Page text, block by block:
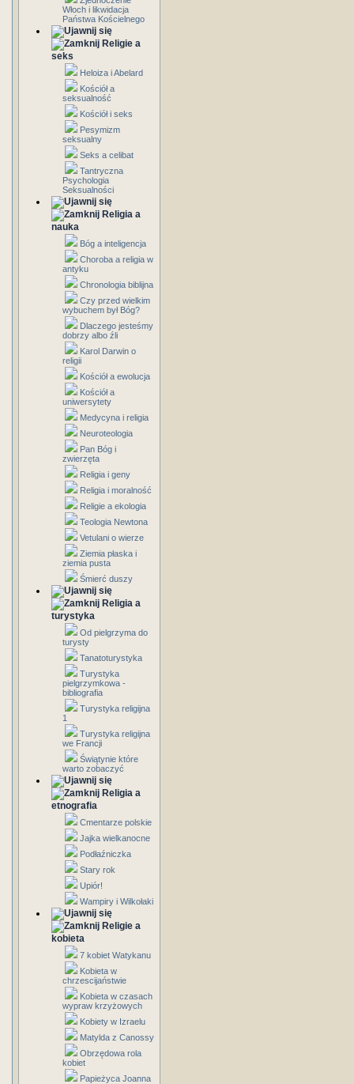
Włoch i likwidacja
Państwa Kościelnego
Religie a
seks
Heloiza i Abelard
Kościół a
seksualność
Kościół i seks
Pesymizm
seksualny
Seks a celibat
Tantryczna
Psychologia
Seksualności
Religia a
nauka
Bóg a inteligencja
Choroba a religia w
antyku
Chronologia biblijna
Czy przed wielkim
wybuchem był Bóg?
Dlaczego jesteśmy
dobrzy albo źli
Karol Darwin o
religii
Kościół a ewolucja
Kościół a
uniwersytety
Medycyna i religia
Neuroteologia
Pan Bóg i
zwierzęta
Religia i geny
Religia i moralność
Religie a ekologia
Teologia Newtona
Vetulani o wierze
Ziemia płaska i
ziemia pusta
Śmierć duszy
Religia a
turystyka
Od pielgrzyma do
turysty
Tanatoturystyka
Turystyka
pielgrzymkowa -
bibliografia
Turystyka religijna
1
Turystyka religijna
we Francji
Świątynie które
warto zobaczyć
Religia a
etnografia
Cmentarze polskie
Jajka wielkanocne
Podłaźniczka
Stary rok
Upiór!
Wampiry i Wilkołaki
Religie a
kobieta
7 kobiet Watykanu
Kobieta w
chrzescijaństwie
Kobieta w czasach
wypraw krzyżowych
Kobiety w Izraelu
Matylda z Canossy
Obrzędowa rola
kobiet
Papieżyca Joanna